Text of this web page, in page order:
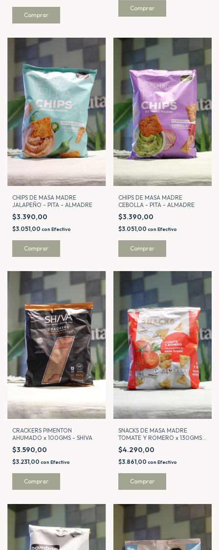
CHIPS DE MASA MADRE
JALAPEÑO - PITA - ALMADRE
$3.390,00
$3.051,00 con Efectivo
CHIPS DE MASA MADRE
CEBOLLA - PITA - ALMADRE
$3.390,00
$3.051,00 con Efectivo
CRACKERS PIMENTON
AHUMADO x 100GMS - SHIVA
$3.590,00
$3.231,00 con Efectivo
SNACKS DE MASA MADRE
TOMATE Y ROMERO x 130GMS -
ALMADRE
$4.290,00
$3.861,00 con Efectivo